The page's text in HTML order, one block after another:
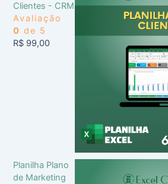
Clientes - CRM
Avaliação
0 de 5
R$ 99,00
Planilha Plano
de Marketing